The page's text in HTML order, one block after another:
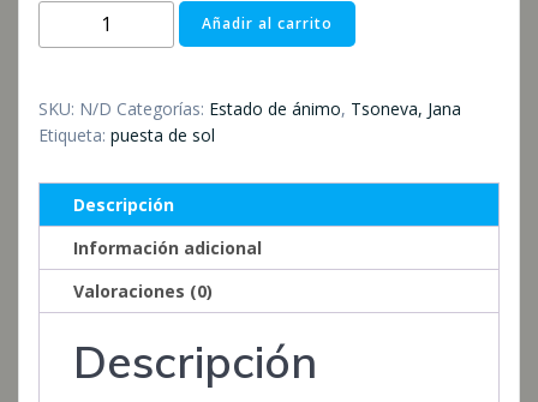
Sonnenuntergang
cantidad
Añadir al carrito
SKU: N/D Categorías: Estado de ánimo, Tsoneva, Jana
Etiqueta: puesta de sol
Descripción
Información adicional
Valoraciones (0)
Descripción